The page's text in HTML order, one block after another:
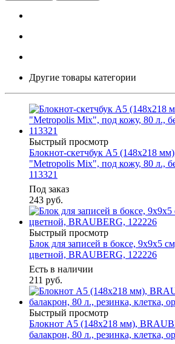
Другие товары категории
Быстрый просмотр
Блокнот-скетчбук А5 (148x218
"Metropolis Mix", под кожу, 80 л.,
113321
Под заказ
243 руб.
Быстрый просмотр
Блок для записей в боксе, 9х9х5
цветной, BRAUBERG, 122226
Есть в наличии
211 руб.
Быстрый просмотр
Блокнот А5 (148x218 мм),
балакрон, 80 л., резинка, клетка,